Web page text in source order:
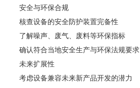
安全与环保合规
核查设备的安全防护装置完备性
了解噪声、废气、废料等环保指标
确认符合当地安全生产与环保法规要求
未来扩展性
考虑设备兼容未来新产品开发的潜力